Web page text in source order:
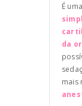
É uma
da
mais